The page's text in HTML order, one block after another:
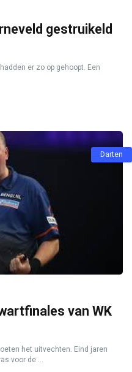
gestruikeld
er zo op gehoopt. Een
Darten
van WK
het uitvechten. Eind jaren
voor de ...